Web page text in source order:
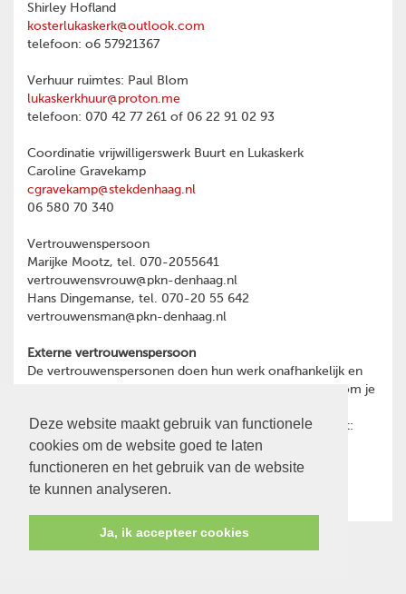
Deze website maakt gebruik van functionele
cookies om de website goed te laten
functioneren en het gebruik van de website
te kunnen analyseren.
Ja, ik accepteer cookies
Shirley Hofland
kosterlukaskerk@outlook.com
telefoon: o6 57921367
Verhuur ruimtes: Paul Blom
lukaskerkhuur@proton.me
telefoon: 070 42 77 261 of 06 22 91 02 93
Coordinatie vrijwilligerswerk Buurt en Lukaskerk
Caroline Gravekamp
cgravekamp@stekdenhaag.nl
06 580 70 340
Vertrouwenspersoon
Marijke Mootz, tel. 070-2055641
vertrouwensvrouw@pkn-denhaag.nl
Hans Dingemanse, tel. 070-20 55 642
vertrouwensman@pkn-denhaag.nl
Externe vertrouwenspersoon
De vertrouwenspersonen doen hun werk onafhankelijk en
hebben geheimhoudingsplicht. Heb je een reden waarom je
vertrouwenspersoon, dan kun je contact opnemen met:
Ina Oost
psychotherapeut en GZ-psycholoog
06-28466591